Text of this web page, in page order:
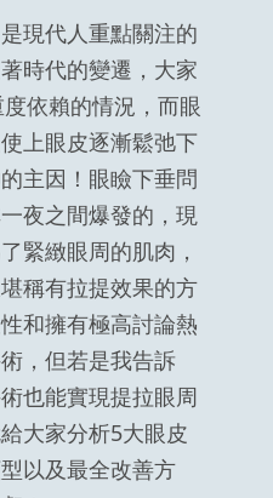
現代人重點關注的
時代的變遷，大家
依賴的情況，而眼
上眼皮逐漸鬆弛下
主因！眼瞼下垂問
夜之間爆發的，現
緊緻眼周的肌肉，
稱有拉提效果的方
和擁有極高討論熱
，但若是我告訴
也能實現提拉眼周
大家分析5大眼皮
以及最全改善方